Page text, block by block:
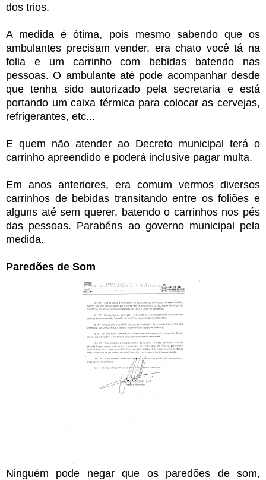
dos trios.
A medida é ótima, pois mesmo sabendo que os
ambulantes precisam vender, era chato você tá na
folia e um carrinho com bebidas batendo nas
pessoas. O ambulante até pode acompanhar desde
que tenha sido autorizado pela secretaria e está
portando um caixa térmica para colocar as cervejas,
refrigerantes, etc...
E quem não atender ao Decreto municipal terá o
carrinho apreendido e poderá inclusive pagar multa.
Em anos anteriores, era comum vermos diversos
carrinhos de bebidas transitando entre os foliões e
alguns até sem querer, batendo o carrinhos nos pés
das pessoas. Parabéns ao governo municipal pela
medida.
Paredões de Som
Ninguém pode negar que os paredões de som,